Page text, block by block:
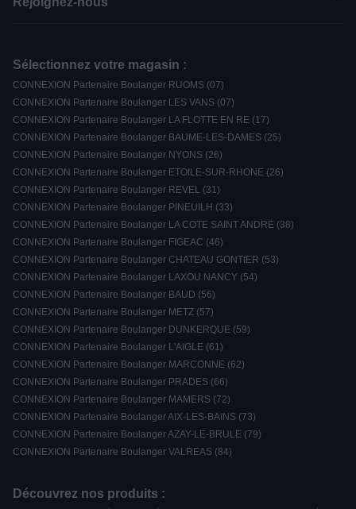
Sélectionnez votre magasin :
CONNEXION Partenaire Boulanger RUOMS (07)
CONNEXION Partenaire Boulanger LES VANS (07)
CONNEXION Partenaire Boulanger LA FLOTTE EN RE (17)
CONNEXION Partenaire Boulanger BAUME-LES-DAMES (25)
CONNEXION Partenaire Boulanger NYONS (26)
CONNEXION Partenaire Boulanger ETOILE-SUR-RHONE (26)
CONNEXION Partenaire Boulanger REVEL (31)
CONNEXION Partenaire Boulanger PINEUILH (33)
CONNEXION Partenaire Boulanger LA COTE SAINT ANDRE (38)
CONNEXION Partenaire Boulanger FIGEAC (46)
CONNEXION Partenaire Boulanger CHATEAU GONTIER (53)
CONNEXION Partenaire Boulanger LAXOU NANCY (54)
CONNEXION Partenaire Boulanger BAUD (56)
CONNEXION Partenaire Boulanger METZ (57)
CONNEXION Partenaire Boulanger DUNKERQUE (59)
CONNEXION Partenaire Boulanger L'AIGLE (61)
CONNEXION Partenaire Boulanger MARCONNE (62)
CONNEXION Partenaire Boulanger PRADES (66)
CONNEXION Partenaire Boulanger MAMERS (72)
CONNEXION Partenaire Boulanger AIX-LES-BAINS (73)
CONNEXION Partenaire Boulanger AZAY-LE-BRULE (79)
CONNEXION Partenaire Boulanger VALREAS (84)
Découvrez nos produits :